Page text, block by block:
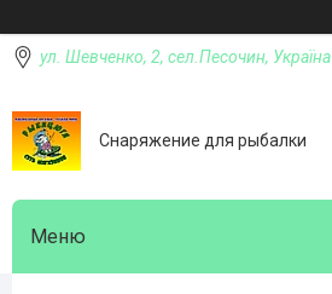
ул. Шевченко, 2, сел.Песочин, Україна
Снаряжение для рыбалки